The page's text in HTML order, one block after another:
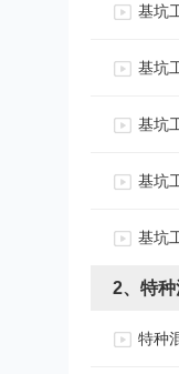
基坑
基坑
基坑
基坑
基坑
2、特
特种